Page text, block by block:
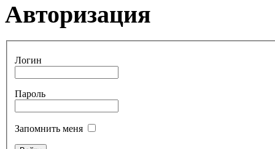
Авторизация
Логин
Пароль
Запомнить меня